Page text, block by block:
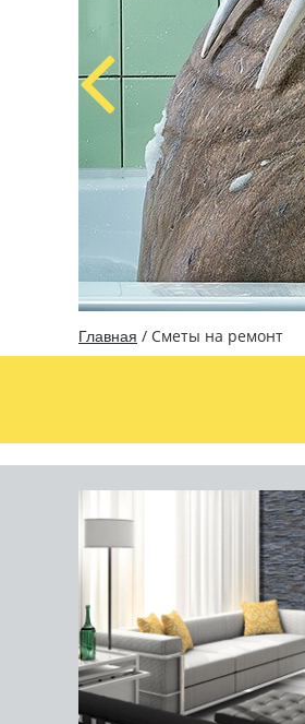
Главная / Сметы на ремонт